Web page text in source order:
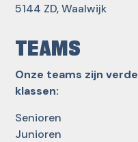
5144 ZD, Waalwijk
TEAMS
Onze teams zijn
klassen:
Senioren
Junioren